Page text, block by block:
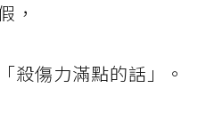
，
殺傷力滿點的話」。